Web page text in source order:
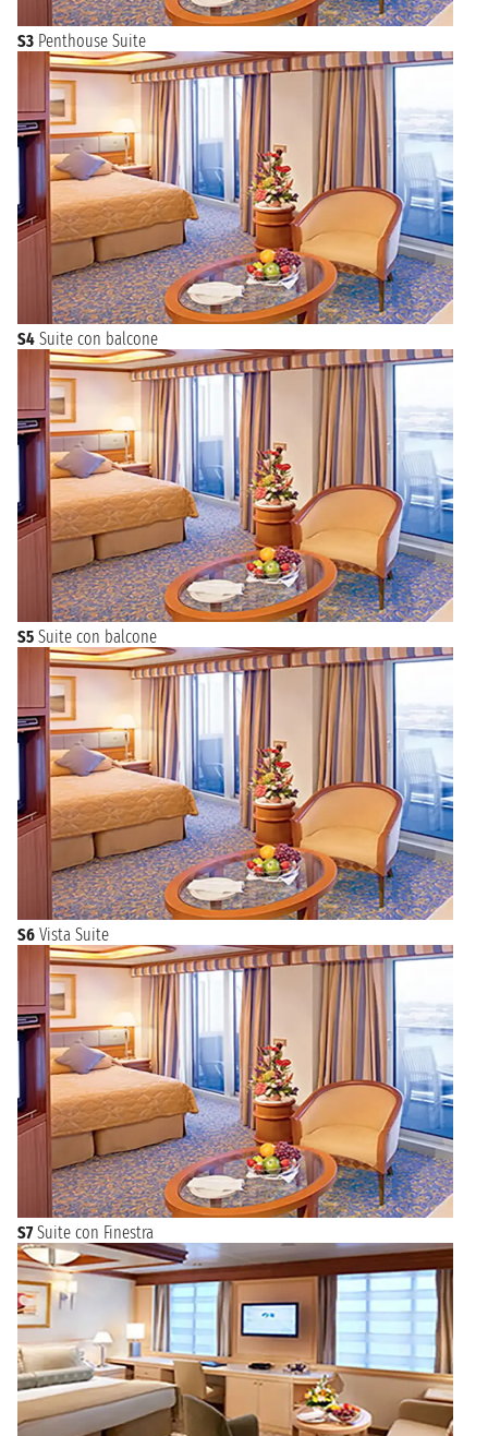
S3 Penthouse Suite
S4 Suite con balcone
S5 Suite con balcone
S6 Vista Suite
S7 Suite con Finestra